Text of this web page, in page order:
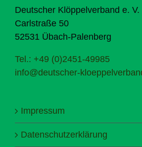
Deutscher Klöppelverband e. V.
Carlstraße 50
52531 Übach-Palenberg
Tel.: +49 (0)2451-49985
info@deutscher-
Impressum
Datenschutzerklärung